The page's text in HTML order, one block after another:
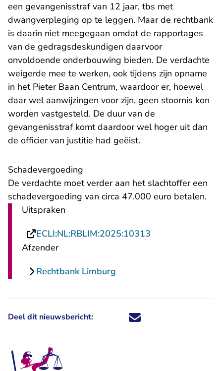
een gevangenisstraf van 12 jaar, tbs met
dwangverpleging op te leggen. Maar de rechtbank
is daarin niet meegegaan omdat de rapportages
van de gedragsdeskundigen daarvoor
onvoldoende onderbouwing bieden. De verdachte
weigerde mee te werken, ook tijdens zijn opname
in het Pieter Baan Centrum, waardoor er, hoewel
daar wel aanwijzingen voor zijn, geen stoornis kon
worden vastgesteld. De duur van de
gevangenisstraf komt daardoor wel hoger uit dan
de officier van justitie had geëist.
Schadevergoeding
De verdachte moet verder aan het slachtoffer een
schadevergoeding van circa 47.000 euro betalen.
Uitspraken
ECLI:NL:RBLIM:2025:10313
Afzender
Rechtbank Limburg
Deel dit nieuwsbericht: Deel dit nieuwsbericht via X -
Deel dit nieuwsbericht via
Deel dit nieuwsbericht
Deel dit